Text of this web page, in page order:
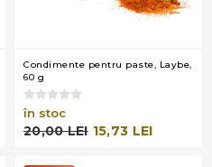
Condimente pentru paste, Laybe,
60 g
în stoc
20,00 LEI 15,73 LEI